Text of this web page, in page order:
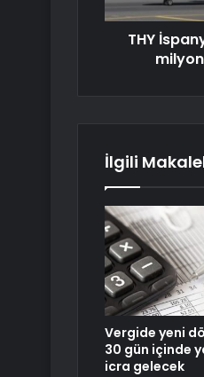
THY
İlgili
Vergide yeni
30 gün içinde
icra gelecek